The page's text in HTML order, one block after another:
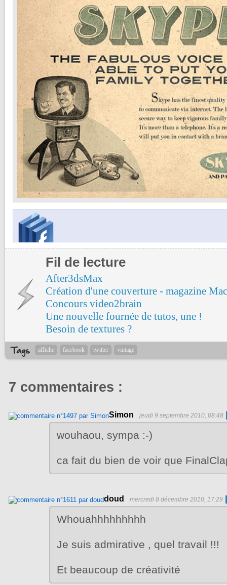
Fil de lecture
After3dsMax
Création d'une couverture - magazine
Concours video2brain
Une nouvelle fournée de tutos, une !
Besoin de textures ?
affiche facebook twitter vintage
7 commentaires :
Simon jeudi 9 septembre 2010, 08:48
wouhaou, sympa :-)
ca fait du bien de voir que
doud mercredi 8 décembre 2010, 17:29
Whouahhhhhhhhh
Je suis admirative , quel travail !!!
Et beaucoup de créativité